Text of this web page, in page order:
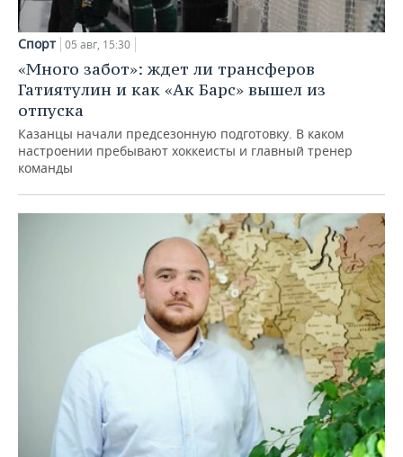
Спорт 05 авг, 15:30
«Много забот»: ждет ли трансферов
Гатиятулин и как «Ак Барс» вышел из
отпуска
Казанцы начали предсезонную подготовку. В каком
настроении пребывают хоккеисты и главный тренер
команды